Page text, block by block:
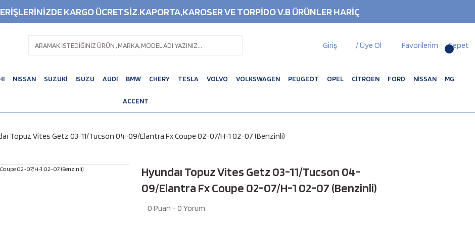
KARGO ÜCRETSİZ.KAPORTA,KAROSER VE TORPİDO V.B ÜRÜNLER HARİÇ
Giriş / Üye Ol Favorilerim Sepet
NISSAN SUZUKİ ISUZU AUDİ BMW CHERY TESLA VOLVO VOLKSWAGEN PEUGEOT OPEL CİTROEN FORD NİSSAN MG
ACCENT
Topuz Vites Getz 03-11/Tucson 04-09/Elantra Fx Coupe 02-07/H-1 02-07 (Benzinli)
Hyundaı Topuz Vites Getz 03-11/Tucson 04-
09/Elantra Fx Coupe 02-07/H-1 02-07 (Benzinli)
0 Puan - 0 Yorum